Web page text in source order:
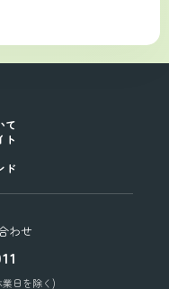
て
ト
ド
わせ
日を除く)